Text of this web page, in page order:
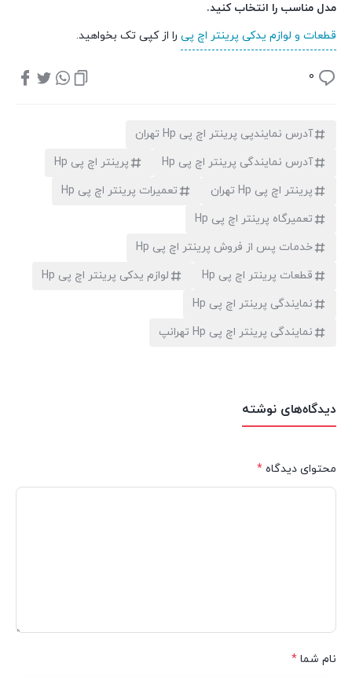
مدل مناسب را انتخاب کنید.
قطعات و لوازم یدکی پرینتر اچ پی را از کپی تک بخواهید.
0
آدرس نمایندپی پرینتر اچ پی Hp تهران
آدرس نمایندگی پرینتر اچ پی Hp
پرینتر اچ پی Hp
پرینتر اچ پی Hp تهران
تعمیرات پرینتر اچ پی Hp
تعمیرگاه پرینتر اچ پی Hp
خدمات پس از فروش پرینتر اچ پی Hp
قطعات پرینتر اچ پی Hp
لوازم یدکی پرینتر اچ پی Hp
نمایندگی پرینتر اچ پی Hp
نمایندگی پرینتر اچ پی Hp تهرانپ
دیدگاه‌های نوشته
محتوای دیدگاه *
نام شما *